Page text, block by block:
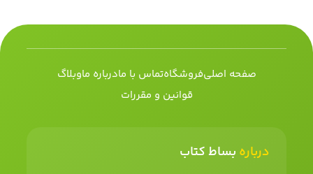
صفحه اصلیفروشگاهتماس با مادرباره ماوبلاگ
قوانین و مقررات
درباره بساط کتاب